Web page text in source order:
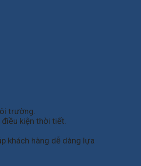
trường.
kiện thời tiết.
khách hàng dễ dàng lựa